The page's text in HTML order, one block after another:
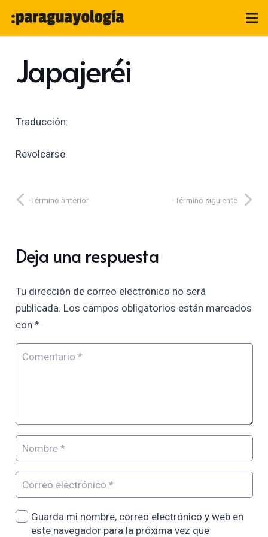
Japajeréi
Traducción:
Revolcarse
Término anterior Término siguiente
Deja una respuesta
Tu dirección de correo electrónico no será
publicada. Los campos obligatorios están marcados
con *
Guarda mi nombre, correo electrónico y web en
este navegador para la próxima vez que